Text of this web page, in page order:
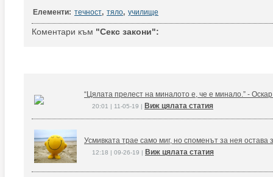
Елементи: течност, тяло, училище
Коментари към "Секс закони":
“Цялата прелест на миналото е, че е минало.” -
20:01 | 11-05-19 | Виж цялата статия
Усмивката трае само миг, но споменът за нея остава
12:18 | 09-26-19 | Виж цялата статия